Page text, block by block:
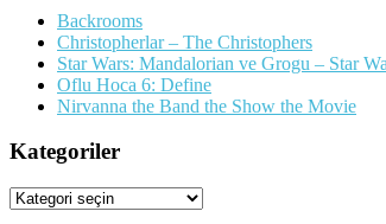
Backrooms
Christopherlar – The Christophers
Star Wars: Mandalorian ve Grogu – Star
Oflu Hoca 6: Define
Nirvanna the Band the Show the Movie
Kategoriler
Kategoriler